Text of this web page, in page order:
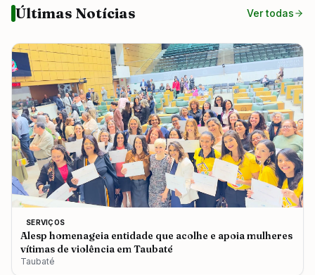
Últimas Notícias Ver todas
SERVIÇOS
Alesp homenageia entidade que acolhe e apoia mulheres
vítimas de violência em Taubaté
Taubaté